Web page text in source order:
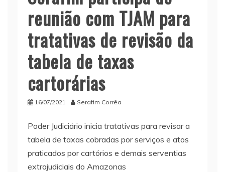
reunião com TJAM para
tratativas de revisão da
tabela de taxas
cartorárias
16/07/2021 Serafim Corrêa
Poder Judiciário inicia tratativas para revisar a
tabela de taxas cobradas por serviços e atos
praticados por cartórios e demais serventias
extrajudiciais do Amazonas